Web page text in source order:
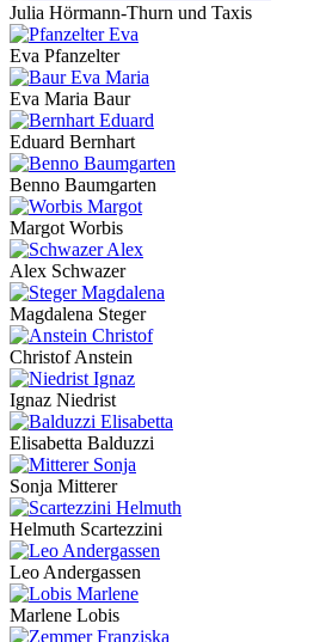
Julia Hörmann-Thurn und Taxis
Eva Pfanzelter
Eva Maria Baur
Eduard Bernhart
Benno Baumgarten
Margot Worbis
Alex Schwazer
Magdalena Steger
Christof Anstein
Ignaz Niedrist
Elisabetta Balduzzi
Sonja Mitterer
Helmuth Scartezzini
Leo Andergassen
Marlene Lobis